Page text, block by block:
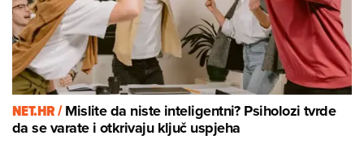
NET.HR /Mislite da niste inteligentni? Psiholozi tvrde
da se varate i otkrivaju ključ uspjeha